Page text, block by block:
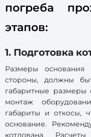
погреба
этапов:
1. Подготовка
Размеры
стороны, должны
габаритные размеры
монтаж
габариты и откосы,
основание.
котлована.